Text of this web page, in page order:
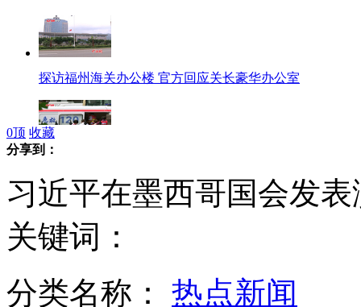
探访福州海关办公楼 官方回应关长豪华办公室
吉林卫生厅：大火事故15名危重患气管均切开
0顶 收藏
分享到：
习近平在墨西哥国会发表
关键词：
分类名称： 热点新闻